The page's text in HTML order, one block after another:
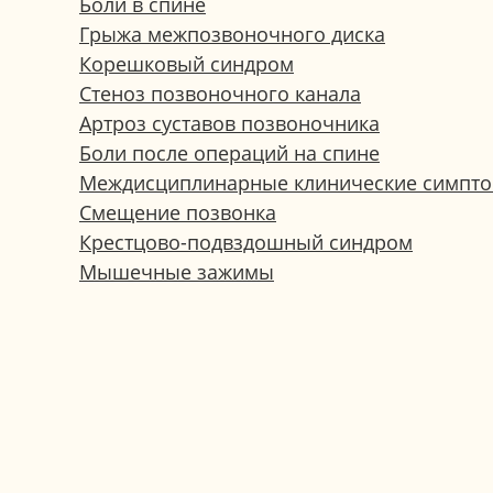
Грыжа межпозвоночного диска
Корешковый синдром
Стеноз позвоночного канала
Артроз суставов позвоночника
Боли после операций на спине
Междисциплинарные клинические
Смещение позвонка
Крестцово-подвздошный синдром
Мышечные зажимы